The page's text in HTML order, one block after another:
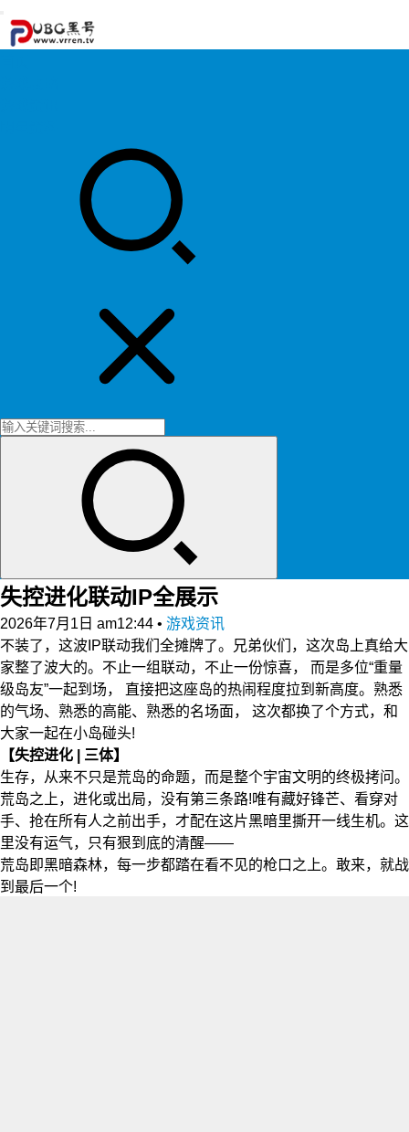
失控进化联动IP全展示
2026年7月1日 am12:44 • 游戏资讯
不装了，这波IP联动我们全摊牌了。兄弟伙们，这次岛上真给大
家整了波大的。不止一组联动，不止一份惊喜， 而是多位“重量
级岛友”一起到场， 直接把这座岛的热闹程度拉到新高度。熟悉
的气场、熟悉的高能、熟悉的名场面， 这次都换了个方式，和
大家一起在小岛碰头!
【失控进化 | 三体】
生存，从来不只是荒岛的命题，而是整个宇宙文明的终极拷问。
荒岛之上，进化或出局，没有第三条路!唯有藏好锋芒、看穿对
手、抢在所有人之前出手，才配在这片黑暗里撕开一线生机。这
里没有运气，只有狠到底的清醒——
荒岛即黑暗森林，每一步都踏在看不见的枪口之上。敢来，就战
到最后一个!